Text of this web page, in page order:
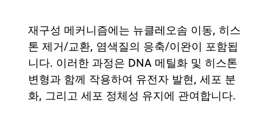
재구성 메커니즘에는 뉴클레오솜 이동, 히스
톤 제거/교환, 염색질의 응축/이완이 포함됩
니다. 이러한 과정은 DNA 메틸화 및 히스톤
변형과 함께 작용하여 유전자 발현, 세포 분
화, 그리고 세포 정체성 유지에 관여합니다.